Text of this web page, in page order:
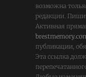
возможна
редакции.
Активная
публикации,
Эта ссылка